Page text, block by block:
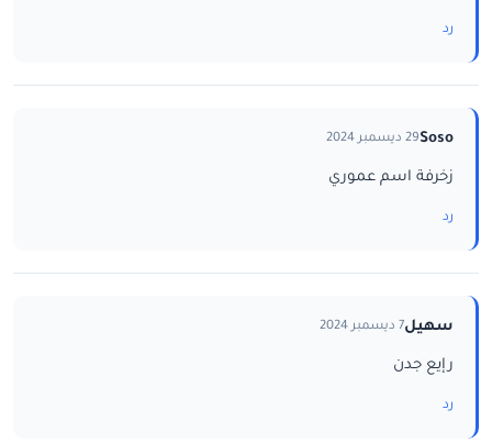
رد
Soso29 ديسمبر 2024
زخرفة اسم عموري
رد
سهيل7 ديسمبر 2024
رإيع جدن
رد